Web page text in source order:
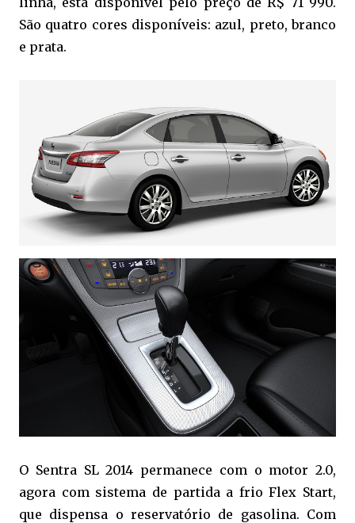
São quatro cores disponíveis: azul, preto, branco
e prata.
O Sentra SL 2014 permanece com o motor 2.0,
agora com sistema de partida a frio Flex Start,
que dispensa o reservatório de gasolina. Com